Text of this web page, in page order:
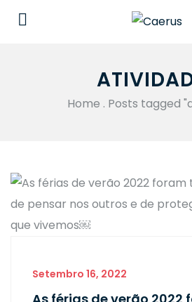
Home . Posts tagged
Setembro 16, 2022